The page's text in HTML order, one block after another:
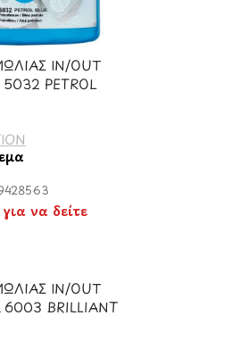
IN/OUT
PETROL
να δείτε
IN/OUT
BRILLIANT